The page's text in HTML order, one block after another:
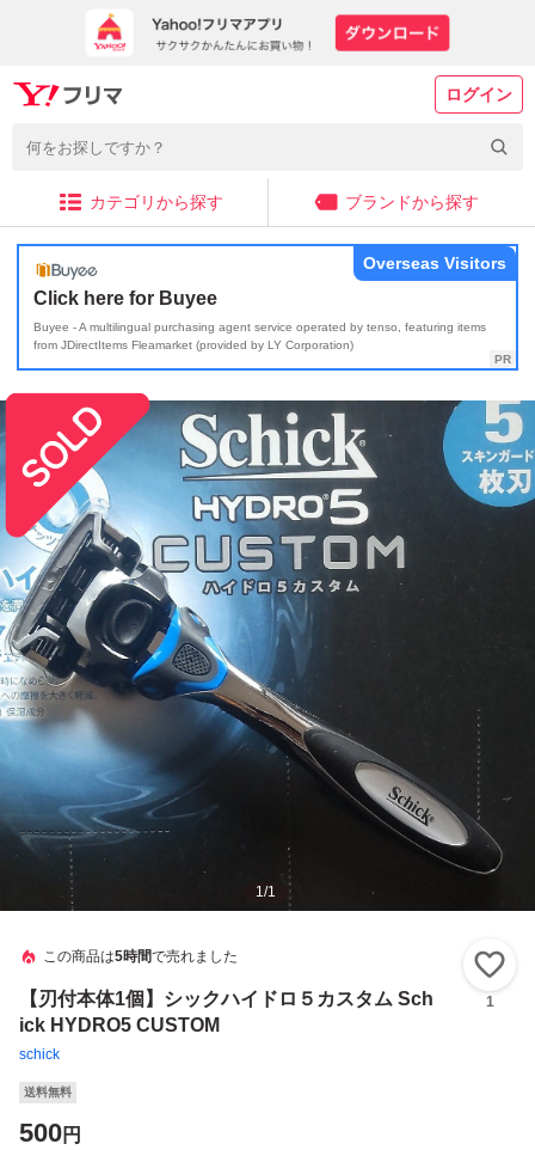
ログイン
カテゴリから探す ブランドから探す
Click here for Buyee
Buyee - A multilingual purchasing agent service operated by tenso, featuring items
from JDirectItems Fleamarket (provided by LY Corporation)
Overseas Visitors
1/1
この商品は5時間で売れました
【刃付本体1個】シックハイドロ５カスタム Sch
ick HYDRO5 CUSTOM
schick
1
送料無料
500円